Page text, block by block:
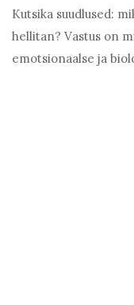
Kutsika suudlused:
hellitan? Vastus on
emotsionaalse ja